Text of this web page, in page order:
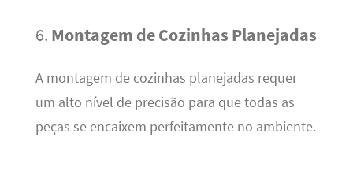
6. Montagem de Cozinhas Planejadas
A montagem de cozinhas planejadas requer
um alto nível de precisão para que todas as
peças se encaixem perfeitamente no ambiente.